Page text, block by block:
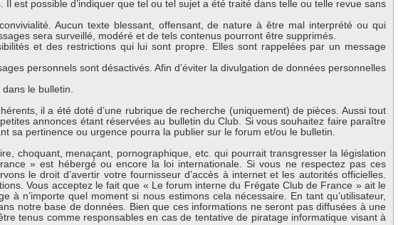
est possible d’indiquer que tel ou tel sujet a été traité dans telle ou telle revue sans
Aucun texte blessant, offensant, de nature à être mal interprété ou qui
sera surveillé, modéré et de tels contenus pourront être supprimés.
et des restrictions qui lui sont propre. Elles sont rappelées par un message
personnels sont désactivés. Afin d’éviter la divulgation de données personnelles
le bulletin.
il a été doté d’une rubrique de recherche (uniquement) de pièces. Aussi tout
annonces étant réservées au bulletin du Club. Si vous souhaitez faire paraître
sa pertinence ou urgence pourra la publier sur le forum et/ou le bulletin.
choquant, menaçant, pornographique, etc. qui pourrait transgresser la législation
» est hébergé ou encore la loi internationale. Si vous ne respectez pas ces
le droit d’avertir votre fournisseur d’accès à internet et les autorités officielles.
Vous acceptez le fait que « Le forum interne du Frégate Club de France » ait le
n’importe quel moment si nous estimons cela nécessaire. En tant qu’utilisateur,
notre base de données. Bien que ces informations ne seront pas diffusées à une
tenus comme responsables en cas de tentative de piratage informatique visant à